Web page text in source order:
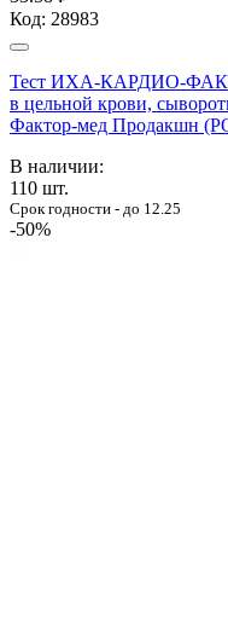
Код: 28983
Тест ИХА-КАРДИО-
в цельной крови,
Фактор-мед Продакшн
В наличии:
110 шт.
Срок годности - до 12.25
-50%